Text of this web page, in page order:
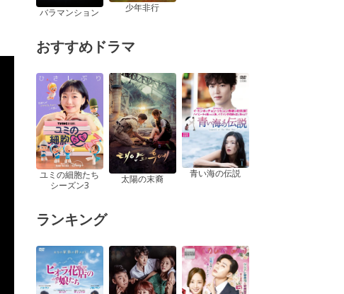
バラマンション 少年非行
おすすめドラマ
ユミの細胞たち
シーズン3
太陽の末裔 青い海の伝説
ランキング